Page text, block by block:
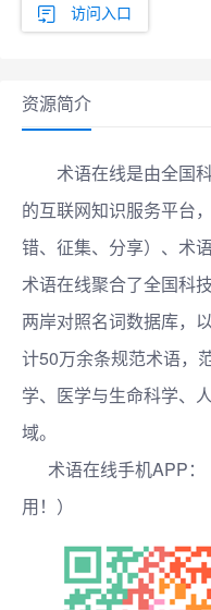
访问入口
资源简介
术语在线是由全国
的互联网知识服务平台
错、征集、分享）、术
术语在线聚合了全国科
两岸对照名词数据库，
计50万余条规范术语，
学、医学与生命科学、
域。
术语在线手机APP：
用！）